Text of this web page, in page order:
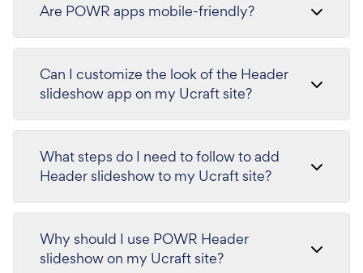
Are POWR apps mobile-friendly?
Can I customize the look of the Header
slideshow app on my Ucraft site?
What steps do I need to follow to add
Header slideshow to my Ucraft site?
Why should I use POWR Header
slideshow on my Ucraft site?